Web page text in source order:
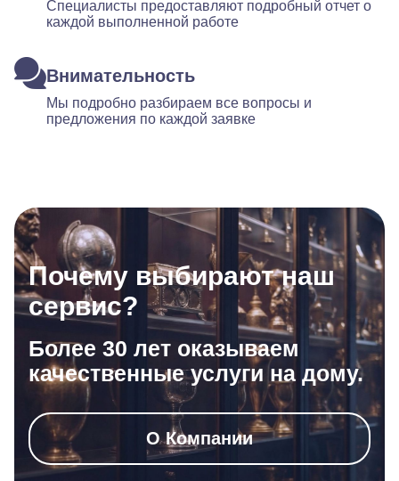
Специалисты предоставляют подробный отчет о
каждой выполненной работе
Внимательность
Мы подробно разбираем все вопросы и
предложения по каждой заявке
Почему выбирают наш
сервис?
Более 30 лет оказываем
качественные услуги на дому.
О Компании